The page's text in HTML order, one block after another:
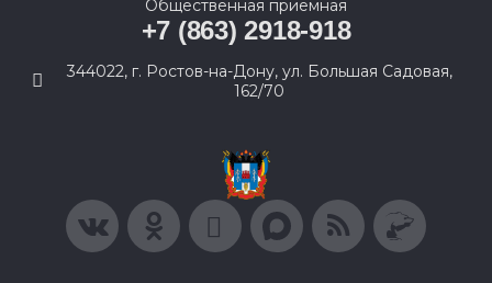
Общественная приемная
+7 (863) 2918-918
344022, г. Ростов-на-Дону, ул. Большая Садовая,
162/70